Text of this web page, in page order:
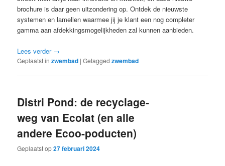
brochure is daar geen uitzondering op. Ontdek de nieuwste
systemen en lamellen waarmee jij je klant een nog completer
gamma aan afdekkingsmogelijkheden zal kunnen aanbieden.
Lees verder →
Geplaatst in zwembad |Getagged zwembad
Distri Pond: de recyclage-
weg van Ecolat (en alle
andere Ecoo-poducten)
Geplaatst op27 februari 2024